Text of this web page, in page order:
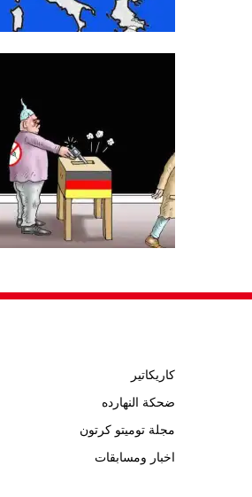
كاريكاتير
ضحكة النهارده
مجلة توميتو كرتون
اخبار ومسابقات